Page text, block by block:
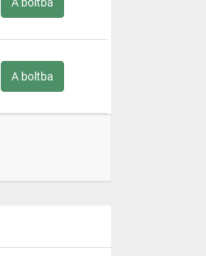
A boltba